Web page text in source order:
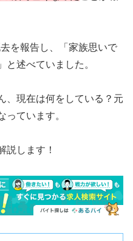
を報告し、「家族思いで
述べていました。
、現在は何をしている？元
っています。
説します！